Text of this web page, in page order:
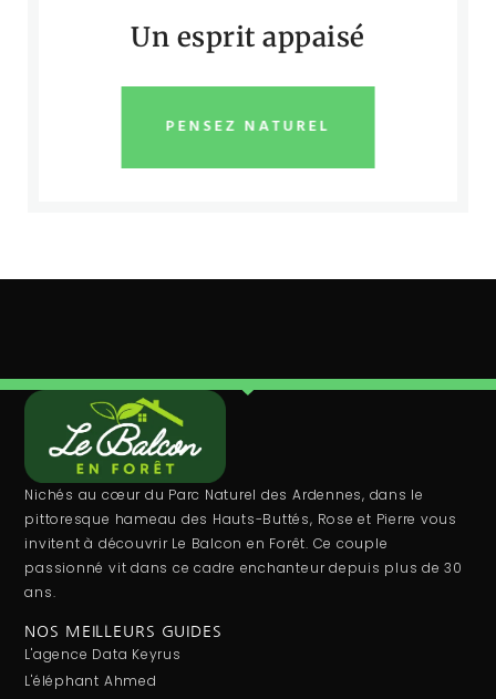
Un esprit appaisé
PENSEZ NATUREL
Nichés au cœur du Parc Naturel des Ardennes, dans le
pittoresque hameau des Hauts-Buttés, Rose et Pierre vous
invitent à découvrir Le Balcon en Forêt. Ce couple
passionné vit dans ce cadre enchanteur depuis plus de 30
ans.
NOS MEILLEURS GUIDES
L'agence Data Keyrus
L'éléphant Ahmed